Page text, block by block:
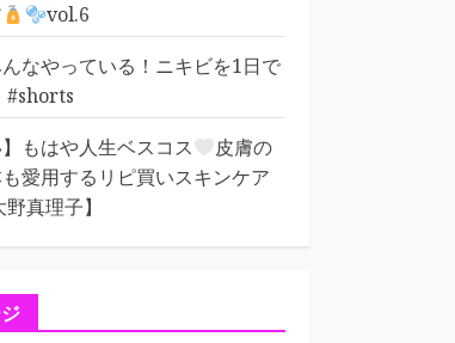
vol.6
なやっている！ニキビを1日で
#shorts
】もはや人生ベスコス
皮膚の
愛用するリピ買いスキンケア
野真理子】